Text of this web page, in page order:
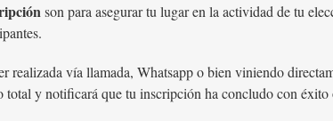
son para asegurar tu lugar en la actividad de tu
realizada vía llamada, Whatsapp o bien viniendo
total y notificará que tu inscripción ha concludo con